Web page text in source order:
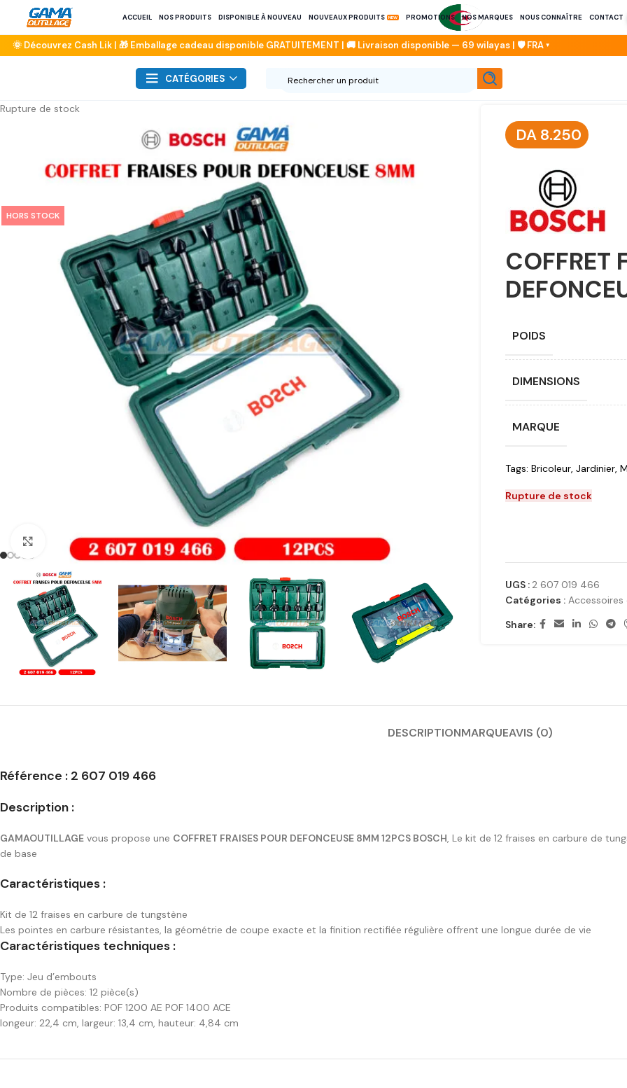
ACCUEIL NOS PRODUITS DISPONIBLE À NOUVEAU NOUVEAUX PRODUITS PROMOTIONS NOS MARQUES NOUS CONNAÎTRE CONTACT
CATÉGORIES
Rupture de stock
HORS STOCK
Click to enlarge
DA 8.250
COFFRET
POIDS
DIMENSIONS
MARQUE
Tags: Bricoleur, Jardinier,
Rupture de stock
UGS : 2 607 019 466
Catégories :
Share:
DESCRIPTIONMARQUEAVIS (0)
Référence : 2 607 019 466
Description :
GAMAOUTILLAGE vous propose une COFFRET FRAISES POUR DEFONCEUSE 8MM 12PCS BOSCH, Le kit de 12 fraises en carbure de
de base
Caractéristiques :
Kit de 12 fraises en carbure de tungstène
Les pointes en carbure résistantes, la géométrie de coupe exacte et la finition rectifiée régulière offrent une longue durée de vie
Caractéristiques techniques :
Type: Jeu d’embouts
Nombre de pièces: 12 pièce(s)
Produits compatibles: POF 1200 AE POF 1400 ACE
longeur: 22,4 cm, largeur: 13,4 cm, hauteur: 4,84 cm